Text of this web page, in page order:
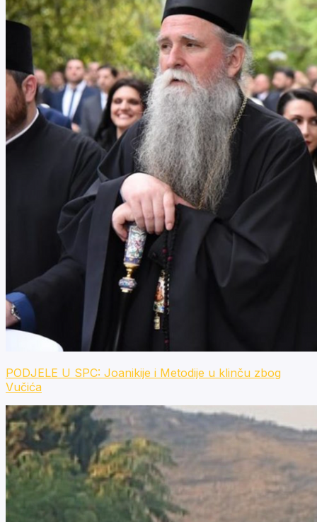
PODJELE U SPC: Joanikije i Metodije u klinču zbog
Vučića